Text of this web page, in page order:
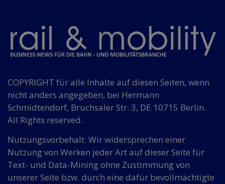
COPYRIGHT für alle Inhalte auf diesen Seiten, wenn
nicht anders angegeben, bei Hermann
Schmidtendorf, Bruchsaler Str. 3, DE 10715 Berlin.
All Rights reserved.
Nutzungsvorbehalt: Wir widersprechen einer
Nutzung von Werken jeder Art auf dieser Seite für
Text- und Data-Mining ohne Zustimmung von
unserer Seite bzw. durch eine dafür bevollmächtigte